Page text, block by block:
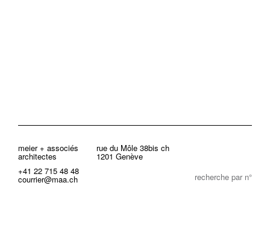
meier + associés
architectes
rue du Môle 38bis ch
1201 Genève
+41 22 715 48 48
courrier@maa.ch recherche par n°